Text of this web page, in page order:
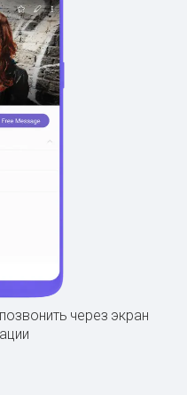
через экран